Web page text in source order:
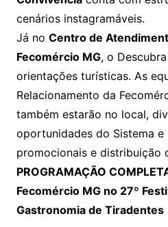
cenários instagramáveis.
Já no Centro de
Fecomércio MG, o
orientações turísticas. As
Relacionamento da
também estarão no local,
oportunidades do Sistema e
promocionais e distribuição
PROGRAMAÇÃO
Fecomércio MG no 27º
Gastronomia de Tiradentes